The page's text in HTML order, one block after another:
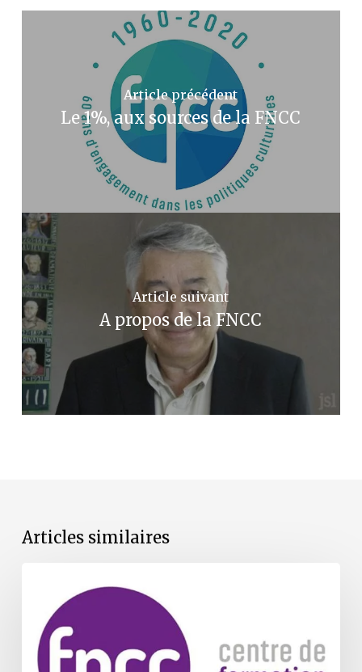
Article précédent
Le 1%, aux sources de la FNCC
Article suivant
A propos de la FNCC
Articles similaires
FNCC
reprennent